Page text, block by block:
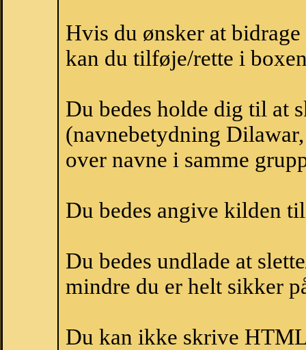
Hvis du ønsker at
kan du tilføje/rette i
Du bedes holde dig til at
(navnebetydning
over navne i samme
Du bedes angive kilden
Du bedes undlade at
mindre du er helt sikker
Du kan ikke skrive